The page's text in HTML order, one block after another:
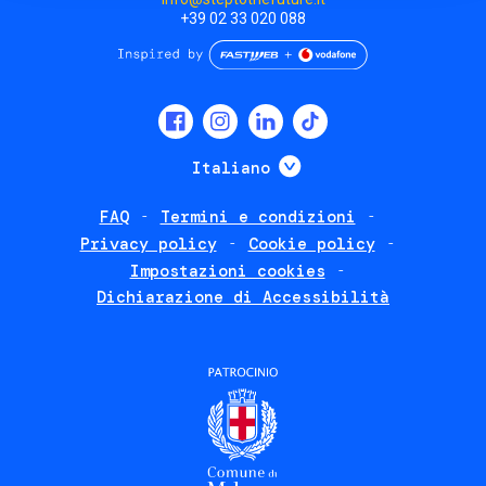
+39 02 33 020 088
Italiano Mostra ulteriori
FAQ
Termini e condizioni
Privacy policy
Cookie policy
Impostazioni cookies
Dichiarazione di Accessibilità